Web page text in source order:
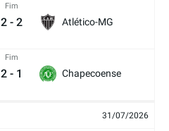
Fim
2 - 2 Atlético-MG
Fim
2 - 1 Chapecoense
31/07/2026